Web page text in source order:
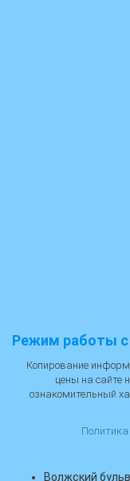
Режим работы с
Копирование
цены на сайте
ознакомительный
Волжский